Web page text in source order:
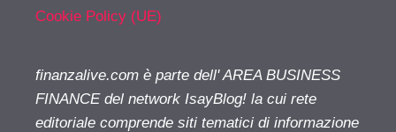
Cookie Policy (UE)
finanzalive.com è parte dell' AREA BUSINESS
FINANCE del network IsayBlog! la cui rete
editoriale comprende siti tematici di informazione